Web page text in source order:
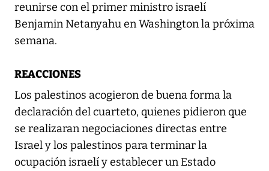
reunirse con el primer ministro israelí
Benjamin Netanyahu en Washington la próxima
semana.
REACCIONES
Los palestinos acogieron de buena forma la
declaración del cuarteto, quienes pidieron que
se realizaran negociaciones directas entre
Israel y los palestinos para terminar la
ocupación israelí y establecer un Estado